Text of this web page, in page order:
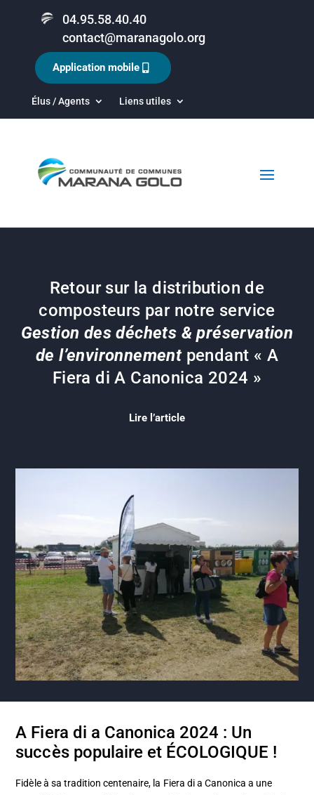
04.95.58.40.40
contact@maranagolo.org
Élus / Agents Liens utiles
Application mobile
Retour sur la distribution de
composteurs par notre service
Gestion des déchets & préservation
de l’environnement pendant « A
Fiera di A Canonica 2024 »
Lire l’article
A Fiera di a Canonica 2024 : Un
succès populaire et ÉCOLOGIQUE !
Fidèle à sa tradition centenaire, la Fiera di a Canonica a une